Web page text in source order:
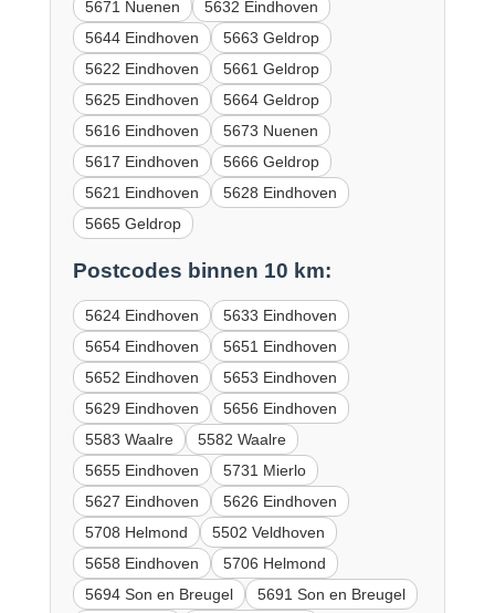
5671 Nuenen
5632 Eindhoven
5644 Eindhoven
5663 Geldrop
5622 Eindhoven
5661 Geldrop
5625 Eindhoven
5664 Geldrop
5616 Eindhoven
5673 Nuenen
5617 Eindhoven
5666 Geldrop
5621 Eindhoven
5628 Eindhoven
5665 Geldrop
Postcodes binnen 10 km:
5624 Eindhoven
5633 Eindhoven
5654 Eindhoven
5651 Eindhoven
5652 Eindhoven
5653 Eindhoven
5629 Eindhoven
5656 Eindhoven
5583 Waalre
5582 Waalre
5655 Eindhoven
5731 Mierlo
5627 Eindhoven
5626 Eindhoven
5708 Helmond
5502 Veldhoven
5658 Eindhoven
5706 Helmond
5694 Son en Breugel
5691 Son en Breugel